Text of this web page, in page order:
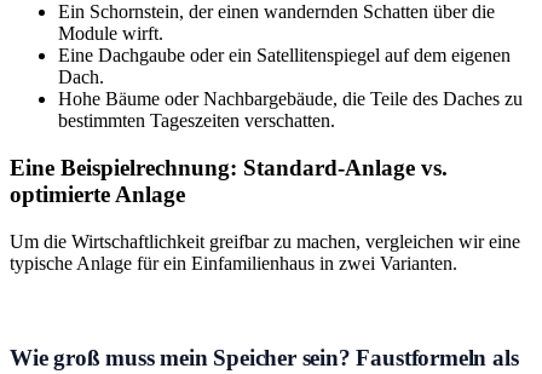
Ein Schornstein, der einen wandernden Schatten über die
Module wirft.
Eine Dachgaube oder ein Satellitenspiegel auf dem eigenen
Dach.
Hohe Bäume oder Nachbargebäude, die Teile des Daches zu
bestimmten Tageszeiten verschatten.
Eine Beispielrechnung: Standard-Anlage vs.
optimierte Anlage
Um die Wirtschaftlichkeit greifbar zu machen, vergleichen wir eine
typische Anlage für ein Einfamilienhaus in zwei Varianten.
Wie groß muss mein Speicher sein? Faustformeln als